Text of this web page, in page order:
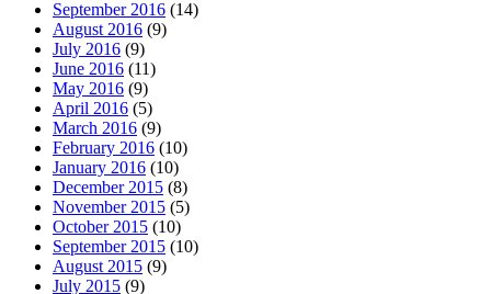
September 2016 (14)
August 2016 (9)
July 2016 (9)
June 2016 (11)
May 2016 (9)
April 2016 (5)
March 2016 (9)
February 2016 (10)
January 2016 (10)
December 2015 (8)
November 2015 (5)
October 2015 (10)
September 2015 (10)
August 2015 (9)
July 2015 (9)